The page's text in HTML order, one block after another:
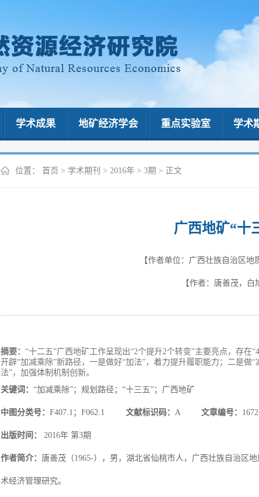
学术成果 地矿经济学会 重点实验室 学术
位置： 首页 > 学术期刊 > 2016年 > 3期 > 正文
广西地矿“十
【作者单位：广西壮族自治区
【作者：唐善茂，白
摘要： “十二五”广西地矿工作呈现出“2个提升2个转变”主要亮点，存
开辟“加减乘除”新路径，一是做好“加法”，着力提升履职能力；二是
法”，加强体制机制创新。
关键词： “加减乘除”；规划路径；“十三五”；广西地矿
中图分类号： F407.1；F062.1 文献标识码： A 文章编号：
出版时间： 2016年 第3期
作者简介： 唐善茂（1965-），男，湖北省仙桃市人，广西壮族自治区
术经济管理研究。